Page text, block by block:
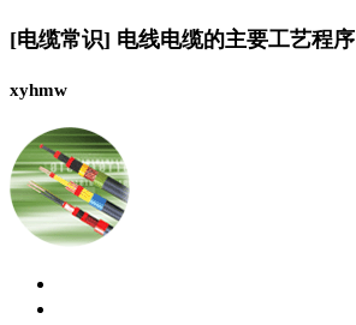
[电缆常识] 电线电缆的主要工艺程序
xyhmw